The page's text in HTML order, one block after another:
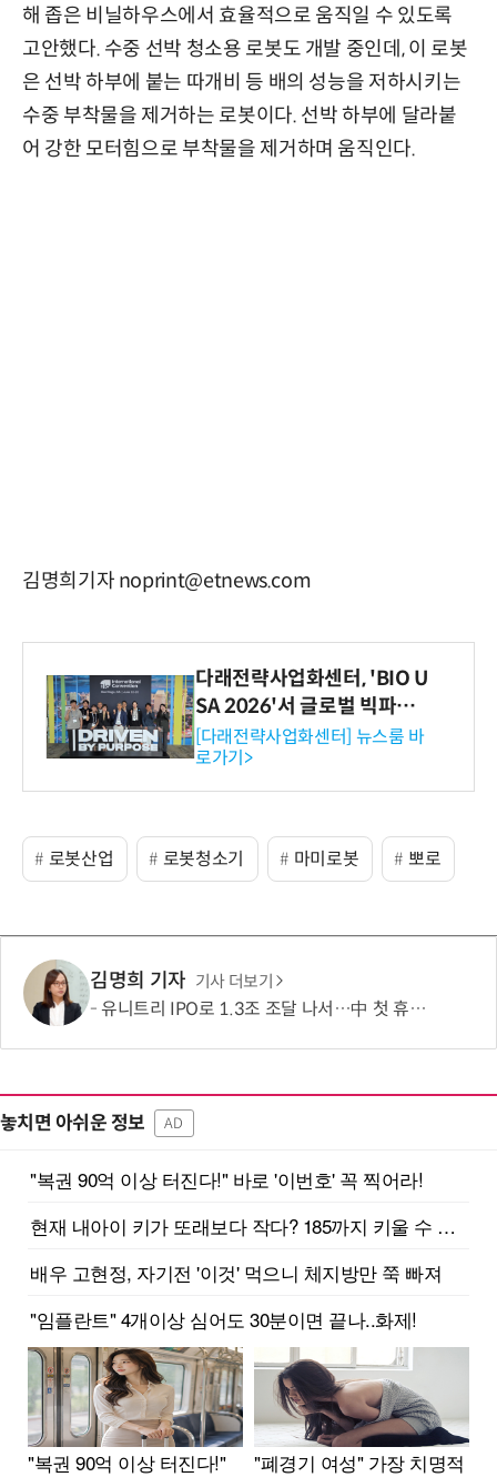
해 좁은 비닐하우스에서 효율적으로 움직일 수 있도록
고안했다. 수중 선박 청소용 로봇도 개발 중인데, 이 로봇
은 선박 하부에 붙는 따개비 등 배의 성능을 저하시키는
수중 부착물을 제거하는 로봇이다. 선박 하부에 달라붙
어 강한 모터힘으로 부착물을 제거하며 움직인다.
김명희기자 noprint@etnews.com
다래전략사업화센터, 'BIO U
SA 2026'서 글로벌 빅파마
와의 비즈니스 미팅 지원…K
-바이오 해외 진출 교두보 확
보
[다래전략사업화센터] 뉴스룸 바
로가기>
로봇산업 로봇청소기 마미로봇 뽀로
김명희 기자 기사 더보기
유니트리 IPO로 1.3조 조달 나서…中 첫 휴머노이드 상장사 탄생 임박
놓치면 아쉬운 정보 AD